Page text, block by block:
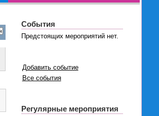
События
Предстоящих мероприятий нет.
Добавить событие
Все события
Регулярные мероприятия